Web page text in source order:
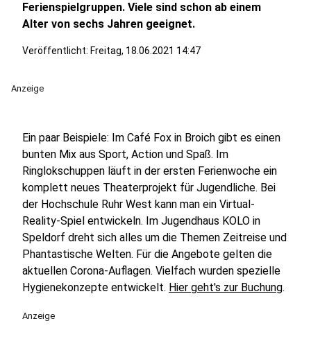
Ferienspielgruppen. Viele sind schon ab einem
Alter von sechs Jahren geeignet.
Veröffentlicht: Freitag, 18.06.2021 14:47
Anzeige
Ein paar Beispiele: Im Café Fox in Broich gibt es einen
bunten Mix aus Sport, Action und Spaß. Im
Ringlokschuppen läuft in der ersten Ferienwoche ein
komplett neues Theaterprojekt für Jugendliche. Bei
der Hochschule Ruhr West kann man ein Virtual-
Reality-Spiel entwickeln. Im Jugendhaus KOLO in
Speldorf dreht sich alles um die Themen Zeitreise und
Phantastische Welten. Für die Angebote gelten die
aktuellen Corona-Auflagen. Vielfach wurden spezielle
Hygienekonzepte entwickelt. Hier geht's zur Buchung.
Anzeige